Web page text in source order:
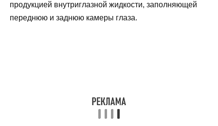
продукцией внутриглазной жидкости, заполняющей
переднюю и заднюю камеры глаза.